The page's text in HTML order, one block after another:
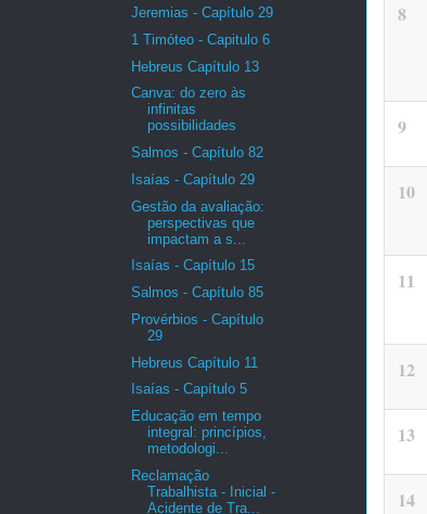
8
9
10
11
12
13
14
Jeremias - Capítulo 29
1 Timóteo - Capitulo 6
Hebreus Capítulo 13
Canva: do zero às
infinitas
possibilidades
Salmos - Capítulo 82
Isaías - Capítulo 29
Gestão da avaliação:
perspectivas que
impactam a s...
Isaías - Capítulo 15
Salmos - Capítulo 85
Provérbios - Capítulo
29
Hebreus Capítulo 11
Isaías - Capítulo 5
Educação em tempo
integral: princípios,
metodologi...
Reclamação
Trabalhista - Inicial -
Acidente de Tra...